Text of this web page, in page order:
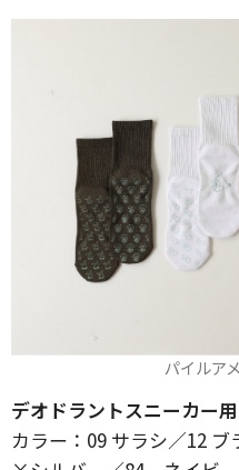
パイルア
デオドラントスニーカー
カラー：09 サラシ／12